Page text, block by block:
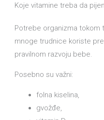
Koje vitamine treba da
Potrebe organizma tokom
mnoge trudnice koriste
pravilnom razvoju bebe.
Posebno su važni:
folna kiselina,
gvožđe,